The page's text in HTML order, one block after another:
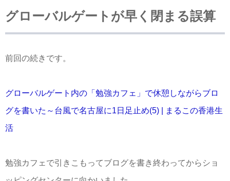
グローバルゲートが早く閉まる誤算
前回の続きです。
グローバルゲート内の「勉強カフェ」で休憩しながらブロ
グを書いた～台風で名古屋に1日足止め(5) | まるこの香港生
活
勉強カフェで引きこもってブログを書き終わってからショ